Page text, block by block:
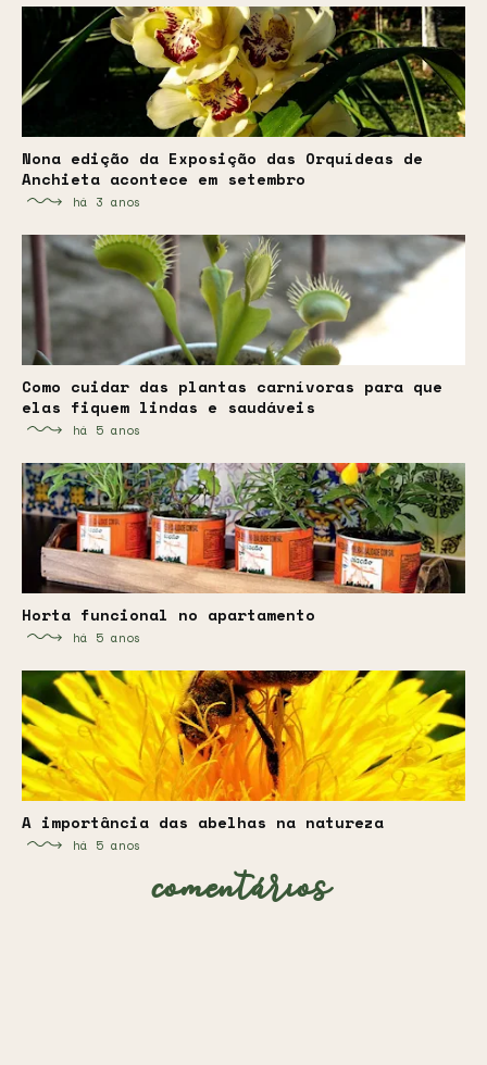
Nona edição da Exposição das Orquídeas de
Anchieta acontece em setembro
há 3 anos
Como cuidar das plantas carnívoras para que
elas fiquem lindas e saudáveis
há 5 anos
Horta funcional no apartamento
há 5 anos
A importância das abelhas na natureza
há 5 anos comentários